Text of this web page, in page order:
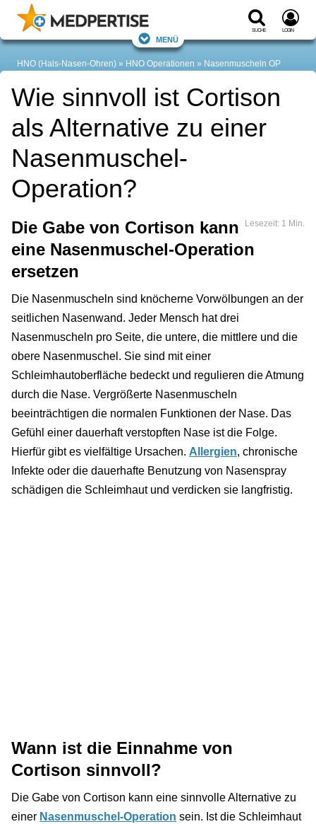
Suche Login
Menü
HNO (Hals-Nasen-Ohren) HNO Operationen Nasenmuscheln OP
Wie sinnvoll ist Cortison
als Alternative zu einer
Nasenmuschel-
Operation?
Lesezeit: 1 Min.
Die Gabe von Cortison kann
eine Nasenmuschel-Operation
ersetzen
Die Nasenmuscheln sind knöcherne Vorwölbungen an der
seitlichen Nasenwand. Jeder Mensch hat drei
Nasenmuscheln pro Seite, die untere, die mittlere und die
obere Nasenmuschel. Sie sind mit einer
Schleimhautoberfläche bedeckt und regulieren die Atmung
durch die Nase. Vergrößerte Nasenmuscheln
beeinträchtigen die normalen Funktionen der Nase. Das
Gefühl einer dauerhaft verstopften Nase ist die Folge.
Hierfür gibt es vielfältige Ursachen. Allergien, chronische
Infekte oder die dauerhafte Benutzung von Nasenspray
schädigen die Schleimhaut und verdicken sie langfristig.
Wann ist die Einnahme von
Cortison sinnvoll?
Die Gabe von Cortison kann eine sinnvolle Alternative zu
einer Nasenmuschel-Operation sein. Ist die Schleimhaut